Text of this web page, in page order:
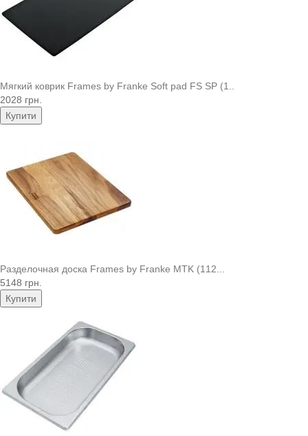
Мягкий коврик Frames by Franke Soft pad FS SP (1..
2028 грн.
Купити
Разделочная доска Frames by Franke MTK (112...
5148 грн.
Купити